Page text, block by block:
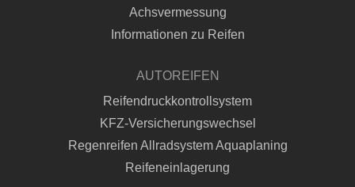
Achsvermessung
Informationen zu Reifen
AUTOREIFEN
Reifendruckkontrollsystem
KFZ-Versicherungswechsel
Regenreifen Allradsystem Aquaplaning
Reifeneinlagerung